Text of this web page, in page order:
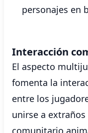
personajes en
Interacción
El aspecto
fomenta la
entre los
unirse a
comunitario